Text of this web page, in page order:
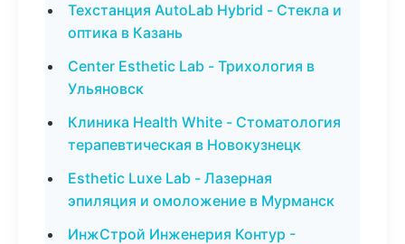
Техстанция AutoLab Hybrid - Стекла и
оптика в Казань
Center Esthetic Lab - Трихология в
Ульяновск
Клиника Health White - Стоматология
терапевтическая в Новокузнецк
Esthetic Luxe Lab - Лазерная
эпиляция и омоложение в Мурманск
ИнжСтрой Инженерия Контур -